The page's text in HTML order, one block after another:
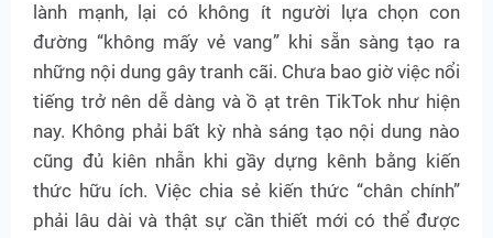
lành mạnh, lại có không ít người lựa chọn con
đường “không mấy vẻ vang” khi sẵn sàng tạo ra
những nội dung gây tranh cãi. Chưa bao giờ việc nổi
tiếng trở nên dễ dàng và ồ ạt trên TikTok như hiện
nay. Không phải bất kỳ nhà sáng tạo nội dung nào
cũng đủ kiên nhẫn khi gầy dựng kênh bằng kiến
thức hữu ích. Việc chia sẻ kiến thức “chân chính”
phải lâu dài và thật sự cần thiết mới có thể được